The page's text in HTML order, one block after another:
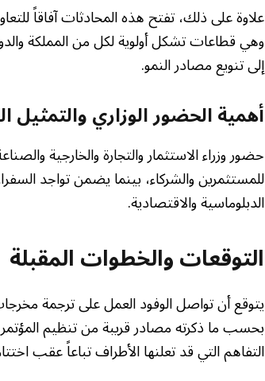
علاوة على ذلك، تفتح هذه المحادثات آفاقاً
وهي قطاعات تشكل أولوية لكل من المملكة
إلى تنويع مصادر النمو.
أهمية الحضور الوزاري والتمثيل
حضور وزراء الاستثمار والتجارة والخارجية
للمستثمرين والشركاء، بينما يضمن تواجد
الدبلوماسية والاقتصادية.
التوقعات والخطوات المقبلة
يتوقع أن تواصل الوفود العمل على ترجمة
بحسب ما ذكرته مصادر قريبة من تنظيم
التفاهم التي قد تعلنها الأطراف تباعاً عقب